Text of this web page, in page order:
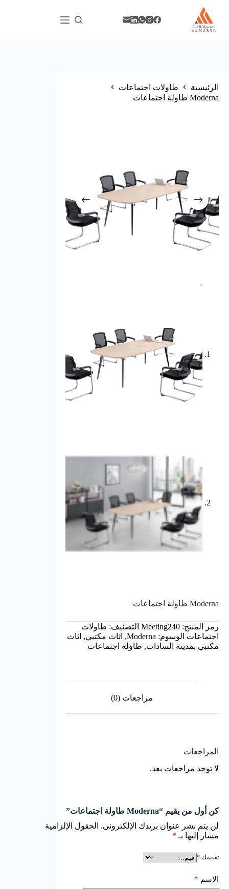
الرئيسية
طاولات اجتماعات
Moderna طاولة اجتماعات
Moderna طاولة اجتماعات
رمز المنتج: Meeting240 التصنيف: طاولات
اجتماعات الوسوم: Moderna
, اثاث مكتبي, اثاث
مكتبي بمدينة السادات, طاولة اجتماعات
مراجعات (0)
المراجعات
لا توجد مراجعات بعد.
كن أول من يقيم “Moderna طاولة اجتماعات”
لن يتم نشر عنوان بريدك الإلكتروني. الحقول الإلزامية
مشار إليها بـ *
تقييمك *
الاسم *